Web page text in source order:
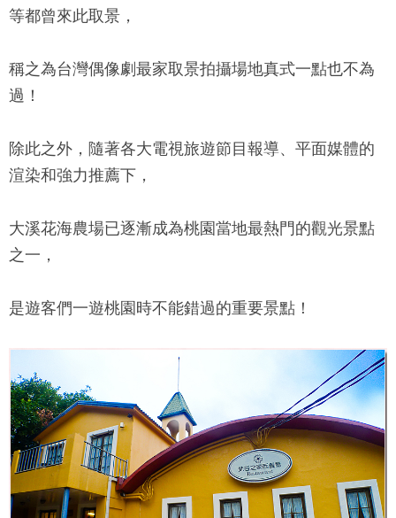
等都曾來此取景，
稱之為台灣偶像劇最家取景拍攝場地真式一點也不為
過！
除此之外，隨著各大電視旅遊節目報導、平面媒體的
渲染和強力推薦下，
大溪花海農場已逐漸成為桃園當地最熱門的觀光景點
之一，
是遊客們一遊桃園時不能錯過的重要景點！